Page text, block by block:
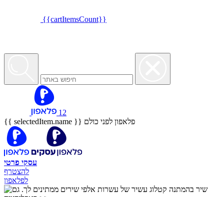
{{cartItemsCount}}
12
{{ selectedItem.name }} פלאפון לפני כולם
עסקי פרטי
להצטרף
לפלאפון